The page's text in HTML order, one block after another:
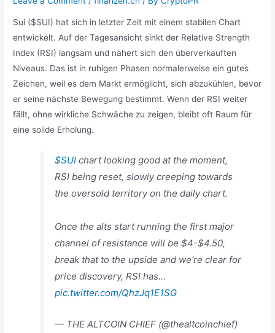
Sui ($SUI) hat sich in letzter Zeit mit einem stabilen Chart
entwickelt. Auf der Tagesansicht sinkt der Relative Strength
Index (RSI) langsam und nähert sich den überverkauften
Niveaus. Das ist in ruhigen Phasen normalerweise ein gutes
Zeichen, weil es dem Markt ermöglicht, sich abzukühlen, bevor
er seine nächste Bewegung bestimmt. Wenn der RSI weiter
fällt, ohne wirkliche Schwäche zu zeigen, bleibt oft Raum für
eine solide Erholung.
$SUI chart looking good at the moment,
RSI being reset, slowly creeping towards
the oversold territory on the daily chart.
Once the alts start running the first major
channel of resistance will be $4-$4.50,
break that to the upside and we're clear for
price discovery, RSI has…
pic.twitter.com/QhzJq1E1SG
— THE ALTCOIN CHIEF (@thealtcoinchief)